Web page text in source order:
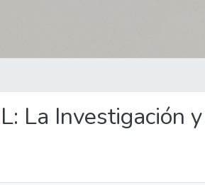
La Investigación